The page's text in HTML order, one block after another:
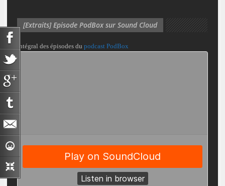
[Extraits] Episode PodBox sur Sound Cloud
Intégral des épisodes du podcast PodBox